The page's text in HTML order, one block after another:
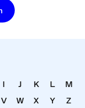
I J K L
M
V W X Y
Z